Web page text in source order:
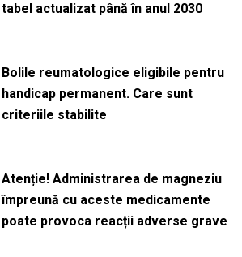
tabel actualizat până în anul 2030
Bolile reumatologice eligibile pentru
handicap permanent. Care sunt
criteriile stabilite
Atenție! Administrarea de magneziu
împreună cu aceste medicamente
poate provoca reacții adverse grave